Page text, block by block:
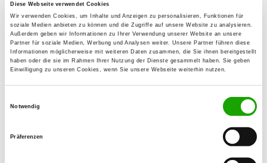
Diese Webseite verwendet Cookies
Wir verwenden Cookies, um Inhalte und Anzeigen zu personalisieren, Funktionen für
soziale Medien anbieten zu können und die Zugriffe auf unsere Website zu analysieren.
Außerdem geben wir Informationen zu Ihrer Verwendung unserer Website an unsere
Partner für soziale Medien, Werbung und Analysen weiter. Unsere Partner führen diese
Informationen möglicherweise mit weiteren Daten zusammen, die Sie ihnen bereitgestellt
haben oder die sie im Rahmen Ihrer Nutzung der Dienste gesammelt haben. Sie geben
Einwilligung zu unseren Cookies, wenn Sie unsere Webseite weiterhin nutzen.
Notwendig
Präferenzen
Training ground:
Eisenbahnstr.
56170 Bendorf
Handy:
E-Mail:
Homepage: